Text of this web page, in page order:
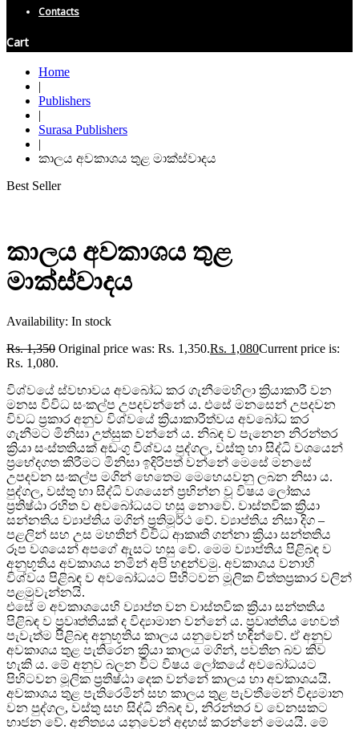
Contacts
Cart
Home
|
Publishers
|
Surasa Publishers
|
කාලය අවකාශය තුළ මාක්ස්වාදය
Best Seller
කාලය අවකාශය තුළ
මාක්ස්වාදය
Availability: In stock
Rs.1,350 Original price was: Rs. 1,350.Rs. 1,080Current price is:
Rs. 1,080.
විශ්වයේ ස්වභාවය අවබෝධ කර ගැනීමෙහිලා ක්‍රියාකාරී වන
මනස විවිධ සංකල්ප උපදවන්නේ ය. එසේ මනසෙන් උපදවන
විවධ ප්‍රකාර අනුව විශ්වයේ ක්‍රියාකාරීත්වය අවබෝධ කර
ගැනීමට මිනිසා උත්සුක වන්නේ ය. නිබඳ ව පැනෙන නිරන්තර
ක්‍රියා සංස්තතියක් අඩංගු විශ්වය පුද්ගල, වස්තු හා සිද්ධි වශයෙන්
ප්‍රභේදගත කිරීමට මිනිසා ඉදිරිපත් වන්නේ මෙසේ මනසේ
උපදවන සංකල්ප මගින් හෙතෙම මෙහෙයවනු ලබන නිසා ය.
පුද්ගල, වස්තු හා සිද්ධි වශයෙන් ප්‍රභින්න වූ විෂය ලෝකය
ප්‍රතිෂ්ඨා රහිත ව අවබෝධයට හසු නොවේ. වාස්තවික ක්‍රියා
සන්නතිය ව්‍යාප්තිය මගින් ප්‍රතිමූර්ථ වේ. ව්‍යාප්තිය නිසා දිග –
පළලින් සහ උස මහතින් විවිධ ආකෘති ගන්නා ක්‍රියා සන්තතිය
රූප වශයෙන් අපගේ ඇසට හසු වේ. මෙම ව්‍යාප්තිය පිළිබඳ ව
අනුභූතිය අවකාශය නමින් අපි හඳුන්වමු. අවකාශය වනාහි
විශ්වය පිළිබඳ ව අවබෝධයට පිහිටවන මූලික චිත්තප්‍රකාර වලින්
පළමුවැන්නයි.
එසේ ම අවකාශයෙහි ව්‍යාප්ත වන වාස්තවික ක්‍රියා සන්තතිය
පිළිබඳ ව ප්‍රවෘත්තියක් ද විද්‍යාමාන වන්නේ ය. ප්‍රවෘත්තිය හෙවත්
පැවැත්ම පිළිබඳ අනුභූතිය කාලය යනුවෙන් හඳින්වේ. ඒ අනුව
අවකාශය තුළ පැතිරෙන ක්‍රියා කාලය මගින්, පවතින බව කිව
හැකි ය. මේ අනුව බලන විට විෂය ලෝකයේ අවබෝධයට
පිහිටවන මූලික ප්‍රතිෂ්ඨා දෙක වන්නේ කාලය හා අවකාශයයි.
අවකාශය තුළ පැතිරෙමින් සහ කාලය තුළ පැවතීමෙන් විද්‍යමාන
වන පුද්ගල, වස්තු සහ සිද්ධි නිබඳ ව, නිරන්තර ව වෙනසකට
භාජන වේ. අනිත්‍යය යනුවෙන් අදහස් කරන්නේ මෙයයි. මේ